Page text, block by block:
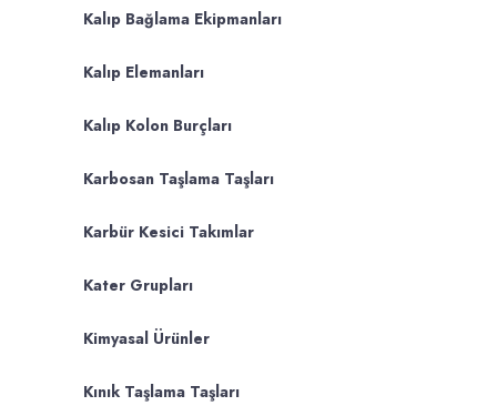
Kalıp Bağlama Ekipmanları
Kalıp Elemanları
Kalıp Kolon Burçları
Karbosan Taşlama Taşları
Karbür Kesici Takımlar
Kater Grupları
Kimyasal Ürünler
Kınık Taşlama Taşları